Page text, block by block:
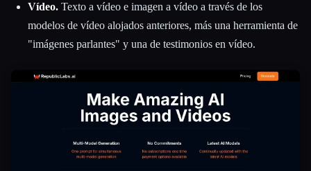
Vídeo. Texto a vídeo e imagen a vídeo a través de los
modelos de vídeo alojados anteriores, más una herramienta de
"imágenes parlantes" y una de testimonios en vídeo.